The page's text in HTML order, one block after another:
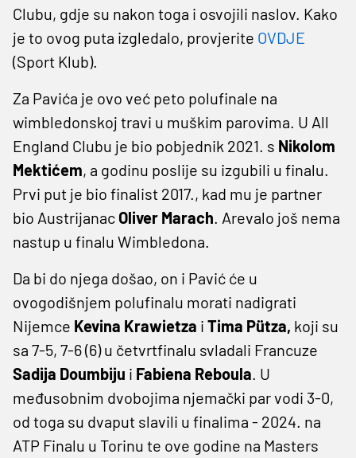
Clubu, gdje su nakon toga i osvojili naslov. Kako
je to ovog puta izgledalo, provjerite OVDJE
(Sport Klub).
Za Pavića je ovo već peto polufinale na
wimbledonskoj travi u muškim parovima. U All
England Clubu je bio pobjednik 2021. s Nikolom
Mektićem, a godinu poslije su izgubili u finalu.
Prvi put je bio finalist 2017., kad mu je partner
bio Austrijanac Oliver Marach . Arevalo još nema
nastup u finalu Wimbledona.
Da bi do njega došao, on i Pavić će u
ovogodišnjem polufinalu morati nadigrati
Nijemce Kevina Krawietza i Tima Pütza, koji su
sa 7-5, 7-6 (6) u četvrtfinalu svladali Francuze
Sadija Doumbiju i Fabiena Reboula . U
međusobnim dvobojima njemački par vodi 3-0,
od toga su dvaput slavili u finalima - 2024. na
ATP Finalu u Torinu te ove godine na Masters